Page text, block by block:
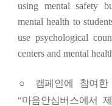
using mental safety
mental health to
use psychological
centers and mental
○ 캠페인에 참여
“마음안심버스에서